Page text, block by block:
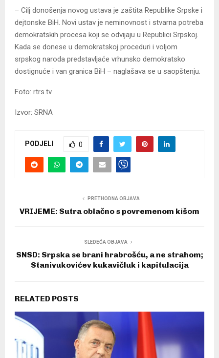
– Cilj donošenja novog ustava je zaštita Republike Srpske i
dejtonske BiH. Novi ustav je neminovnost i stvarna potreba
demokratskih procesa koji se odvijaju u Republici Srpskoj.
Kada se donese u demokratskoj proceduri i voljom
srpskog naroda predstavljaće vrhunsko demokratsko
dostignuće i van granica BiH – naglašava se u saopštenju.
Foto: rtrs.tv
Izvor: SRNA
PODJELI 0
PRETHODNA OBJAVA
VRIJEME: Sutra oblačno s povremenom kišom
SLEDEĆA OBJAVA
SNSD: Srpska se brani hrabrošću, a ne strahom;
Stanivukovićev kukavičluk i kapitulacija
RELATED POSTS